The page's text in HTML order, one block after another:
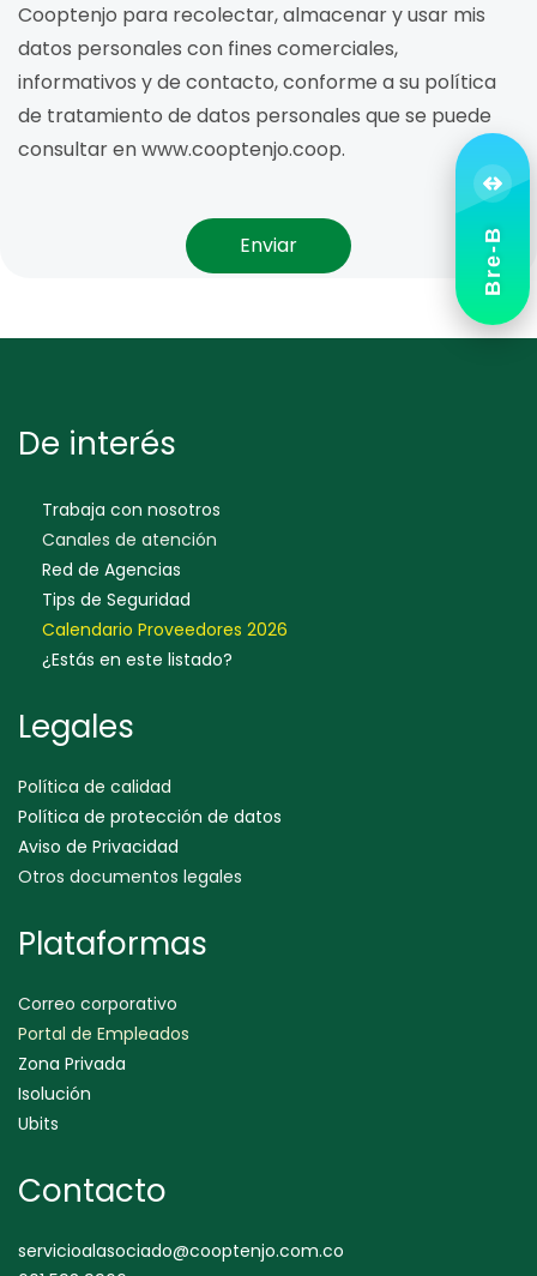
Bre-B
Cooptenjo para recolectar, almacenar y usar mis
datos personales con fines comerciales,
informativos y de contacto, conforme a su política
de tratamiento de datos personales que se puede
consultar en www.cooptenjo.coop.
De interés
Trabaja con nosotros
Canales de atención
Red de Agencias
Tips de Seguridad
Calendario Proveedores 2026
¿Estás en este listado?
Legales
Política de calidad
Política de protección de datos
Aviso de Privacidad
Otros documentos legales
Plataformas
Correo corporativo
Portal de Empleados
Zona Privada
Isolución
Ubits
Contacto
servicioalasociado@cooptenjo.com.co